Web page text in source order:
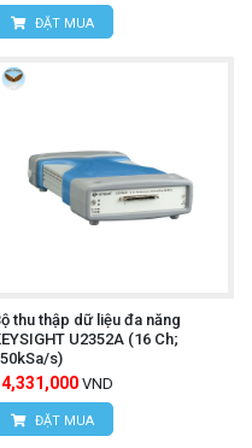
ĐẶT MUA
thu thập dữ liệu đa năng
U2352A (16 Ch;
s)
VND
ĐẶT MUA